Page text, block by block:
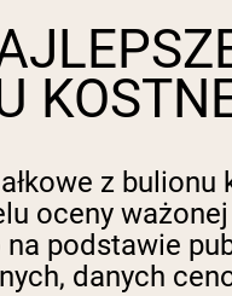
z bulionu
oceny
podstawie
danych